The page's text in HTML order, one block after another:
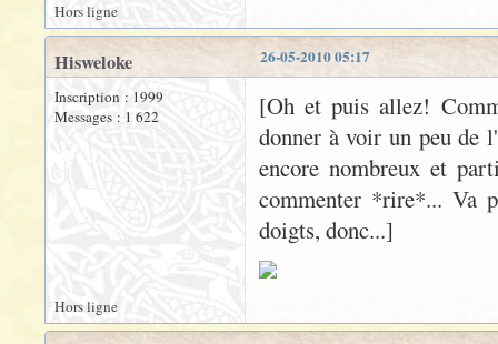
Hors ligne
26-05-2010 05:17
Hisweloke
Inscription : 1999
Messages : 1 622
[Oh et puis allez!
donner à voir un peu de
encore nombreux et
commenter *rire*... Va
doigts, donc...]
Hors ligne